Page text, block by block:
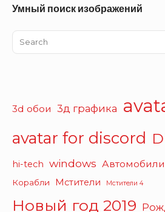
Умный поиск изображений
Search
for:
3d обои 3д графика
avatar for discord
hi-tech windows Автомобили
Корабли Мстители Мстители 4
Новый год 2019